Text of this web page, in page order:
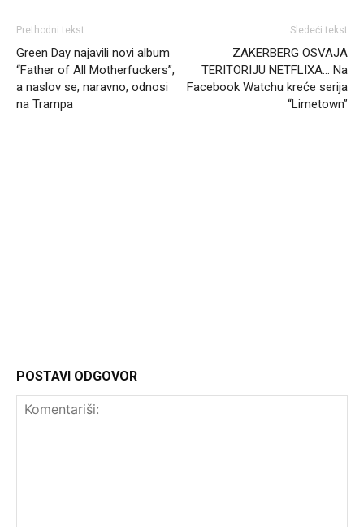
Prethodni tekst
Green Day najavili novi album
“Father of All Motherfuckers”,
a naslov se, naravno, odnosi
na Trampa
Sledeći tekst
ZAKERBERG OSVAJA
TERITORIJU NETFLIXA… Na
Facebook Watchu kreće serija
“Limetown”
POSTAVI ODGOVOR